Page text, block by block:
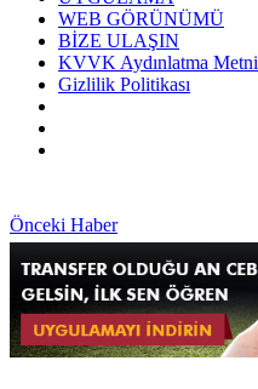
WEB GÖRÜNÜMÜ
BİZE ULAŞIN
KVVK Aydınlatma Metni
Gizlilik Politikası
Önceki Haber